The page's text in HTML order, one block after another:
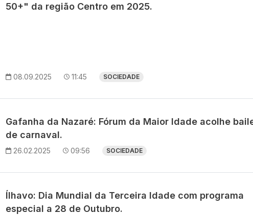
50+" da região Centro em 2025.
08.09.2025 11:45 SOCIEDADE
Gafanha da Nazaré: Fórum da Maior Idade acolhe
de carnaval.
26.02.2025 09:56 SOCIEDADE
Ílhavo: Dia Mundial da Terceira Idade com programa
especial a 28 de Outubro.